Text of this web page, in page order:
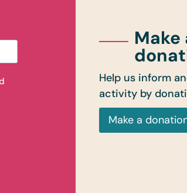
Make
Help us inform
activity by
Make a